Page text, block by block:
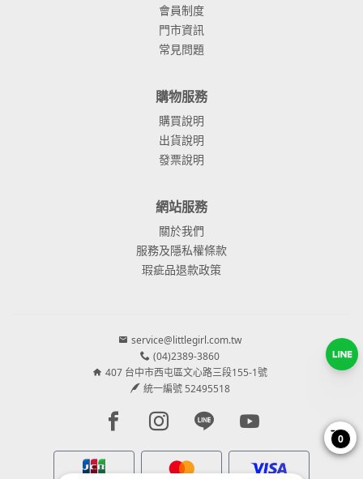
會員制度
門市資訊
常見問題
購物服務
購買說明
出貨說明
發票說明
網站服務
關於我們
服務及隱私權條款
瑕疵品退款政策
service@littlegirl.com.tw
(04)2389-3860
407 台中市西屯區文心路三段155-1號
統一編號 52495518
Facebook page
Instagram page
Line pageYoutube page
0